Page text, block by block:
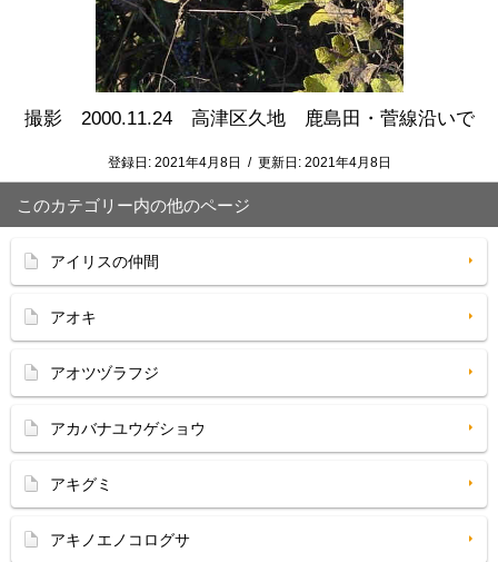
撮影 2000.11.24 高津区久地 鹿島田・菅線沿いで
登録日: 2021年4月8日 / 更新日: 2021年4月8日
このカテゴリー内の他のページ
アイリスの仲間
アオキ
アオツヅラフジ
アカバナユウゲショウ
アキグミ
アキノエノコログサ